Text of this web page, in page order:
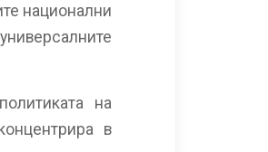
национални
на
в